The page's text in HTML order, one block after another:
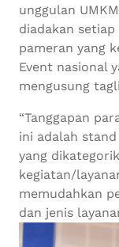
unggulan
diadakan
pameran yang
Event nasional
mengusung
“Tanggapan
ini adalah
yang
kegiatan/
memudahkan
dan jenis